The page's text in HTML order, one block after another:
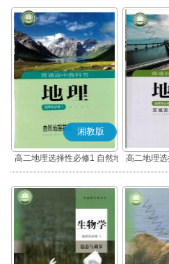
湘教版
高二地理选择性必修1 自然地
理基础
高二地理选